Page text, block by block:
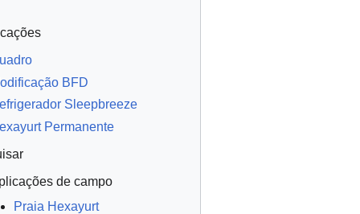
BFD
Sleepbreeze
Permanente
de campo
Praia Hexayurt